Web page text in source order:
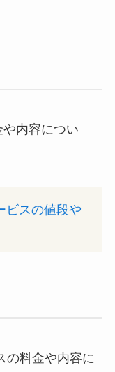
内容につい
ビスの値段や
の料金や内容に